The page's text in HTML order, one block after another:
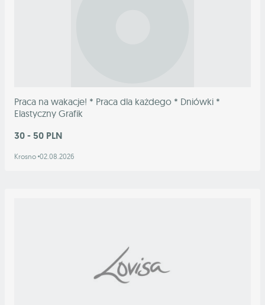
Praca na wakacje! * Praca dla każdego * Dniówki *
Elastyczny Grafik
30 - 50 PLN
Krosno 02.08.2026